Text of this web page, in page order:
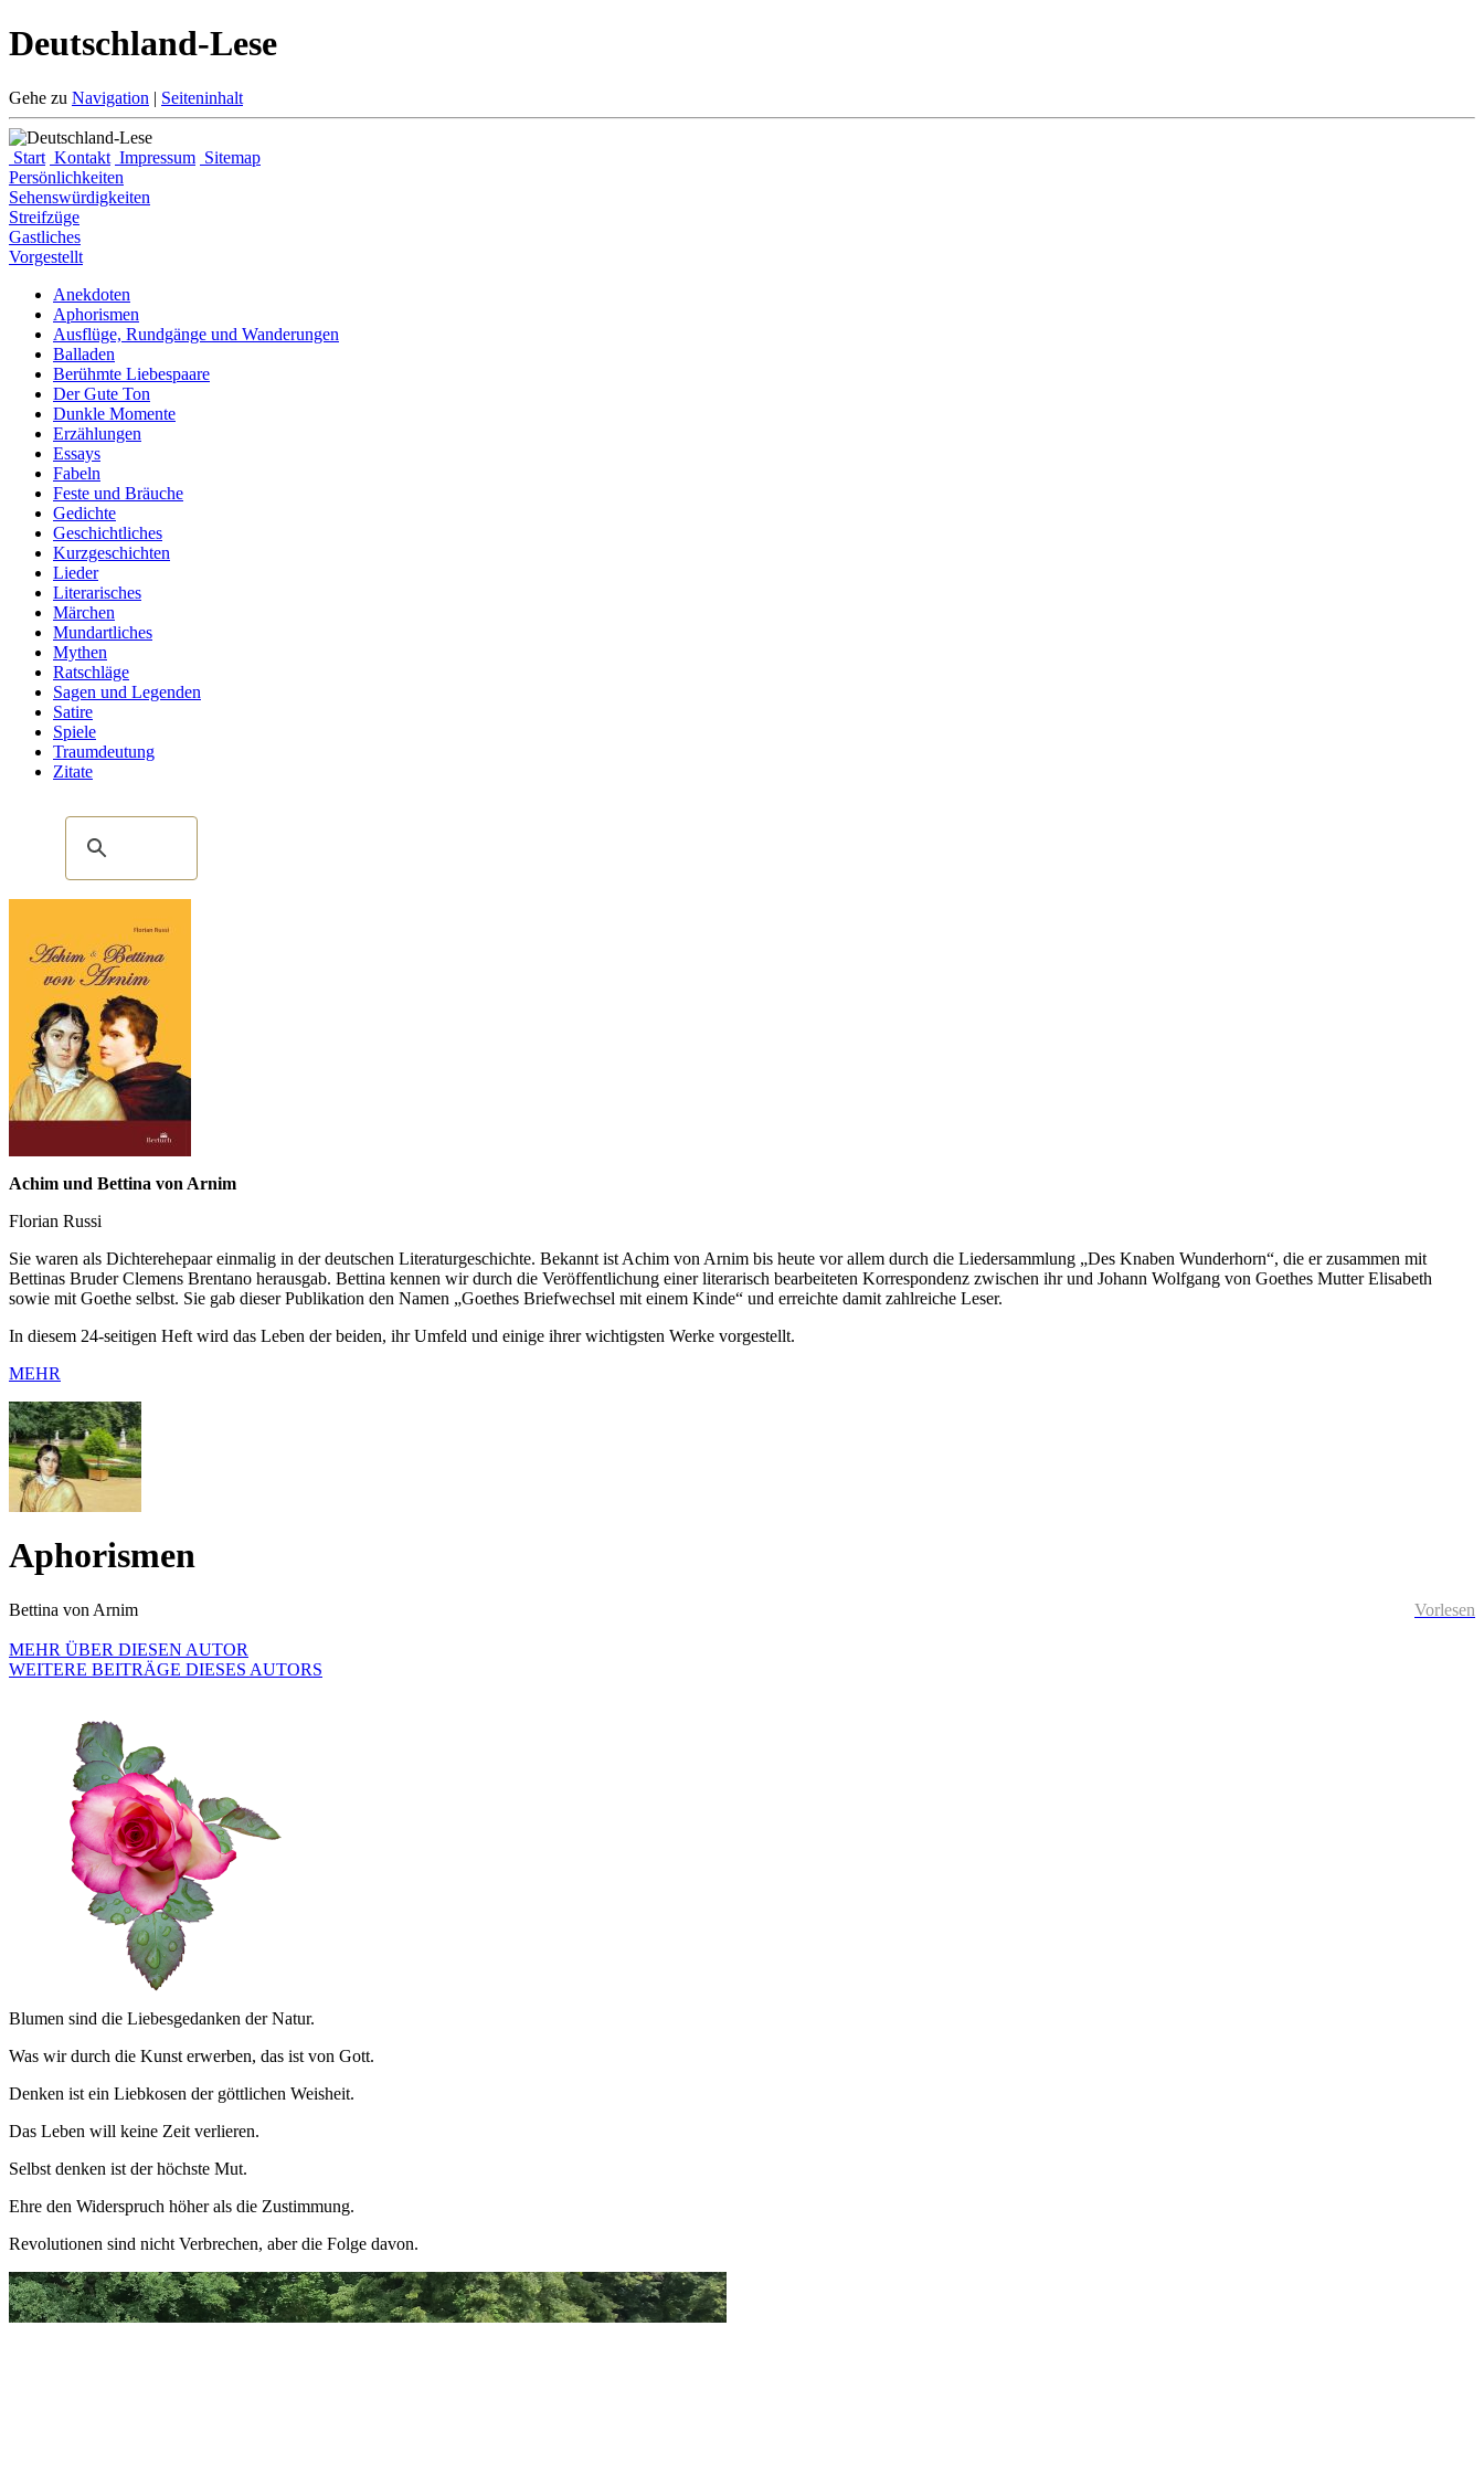
Deutschland-Lese
Gehe zu Navigation | Seiteninhalt
Start Kontakt Impressum Sitemap
Persönlichkeiten
Sehenswürdigkeiten
Streifzüge
Gastliches
Vorgestellt
Anekdoten
Aphorismen
Ausflüge, Rundgänge und Wanderungen
Balladen
Berühmte Liebespaare
Der Gute Ton
Dunkle Momente
Erzählungen
Essays
Fabeln
Feste und Bräuche
Gedichte
Geschichtliches
Kurzgeschichten
Lieder
Literarisches
Märchen
Mundartliches
Mythen
Ratschläge
Sagen und Legenden
Satire
Spiele
Traumdeutung
Zitate
Achim und Bettina von Arnim
Florian Russi
Sie waren als Dichterehepaar einmalig in der deutschen Literaturgeschichte. Bekannt ist Achim von Arnim bis heute vor allem durch die Liedersammlung „Des Knaben Wunderhorn“, die er zusammen mit
Bettinas Bruder Clemens Brentano herausgab. Bettina kennen wir durch die Veröffentlichung einer literarisch bearbeiteten Korrespondenz zwischen ihr und Johann Wolfgang von Goethes Mutter Elisabeth
sowie mit Goethe selbst. Sie gab dieser Publikation den Namen „Goethes Briefwechsel mit einem Kinde“ und erreichte damit zahlreiche Leser.
In diesem 24-seitigen Heft wird das Leben der beiden, ihr Umfeld und einige ihrer wichtigsten Werke vorgestellt.
MEHR
Aphorismen
Vorlesen
Bettina von Arnim
MEHR ÜBER DIESEN AUTOR
WEITERE BEITRÄGE DIESES AUTORS
Blumen sind die Liebesgedanken der Natur.
Was wir durch die Kunst erwerben, das ist von Gott.
Denken ist ein Liebkosen der göttlichen Weisheit.
Das Leben will keine Zeit verlieren.
Selbst denken ist der höchste Mut.
Ehre den Widerspruch höher als die Zustimmung.
Revolutionen sind nicht Verbrechen, aber die Folge davon.